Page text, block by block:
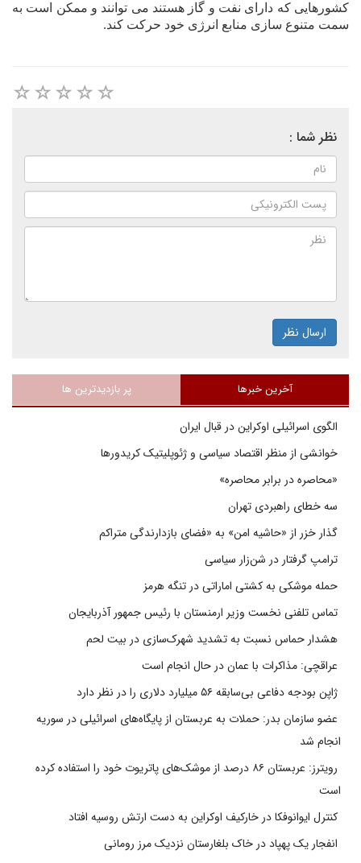
کشورهايى که داراى نفت و گاز هستند مى توانند و ممکن است به
سمت متنوع سازى منابع انرژى خود حرکت کند.
نظر شما :
ارسال نظر
آخرین خبرها پر بازدیدترین ها
الگوی اسرائیلی اوکراین در قبال ایران
خوانشی از منظر اقتصاد سیاسی و ژئوپلیتیک کریدورها
«محاصره در برابر محاصره»
سه خطای راهبردی تهران
گذار خزر از «حاشیه امن» به «فضای بازدارندگی متراکم
ترامپ گرفتار در شن‌زار سیاسی
حمله موشکی به کشتی اماراتی در تنگه هرمز
تماس تلفنی نخست وزیر ارمنستان با رئیس جمهور آذربایجان
هشدار حماس نسبت به تشدید شهرک‌سازی در بیت‌ لحم
عراقچی: مذاکرات با عمان در حال انجام است
ژاپن بودجه دفاعی بی‌سابقه ۵۶ میلیارد دلاری را در نظر دارد
عضو سازمان بدر: حملات به عربستان از پایگاه‌های اسرائیلی در سوریه
انجام شد
رویترز: عربستان ۸۶ درصد از موشک‌های پاتریوت خود را استفاده کرده
است
کنترل ایوانوفکا در خارکیف اوکراین به دست ارتش روسیه افتاد
انفجار یک پهپاد در خاک بلغارستان نزدیک مرز رومانی